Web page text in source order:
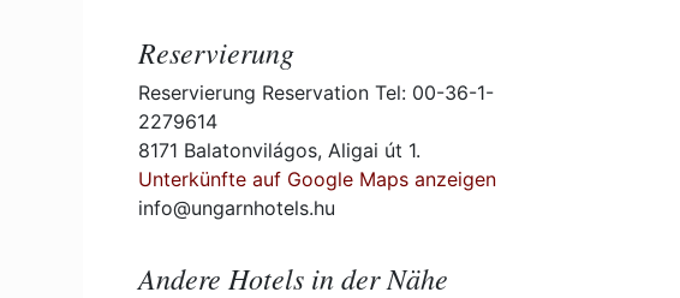
Reservierung
Reservierung Reservation Tel: 00-36-1-
2279614
8171 Balatonvilágos, Aligai út 1.
Unterkünfte auf Google Maps anzeigen
info@ungarnhotels.hu
Andere Hotels in der Nähe